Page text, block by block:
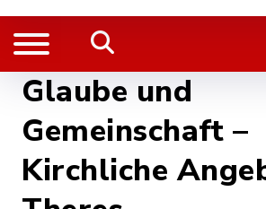
Glaube und
Gemeinschaft –
Kirchliche